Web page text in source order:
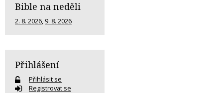
Bible na neděli
2. 8. 2026, 9. 8. 2026
Přihlášení
Přihlásit se
Registrovat se